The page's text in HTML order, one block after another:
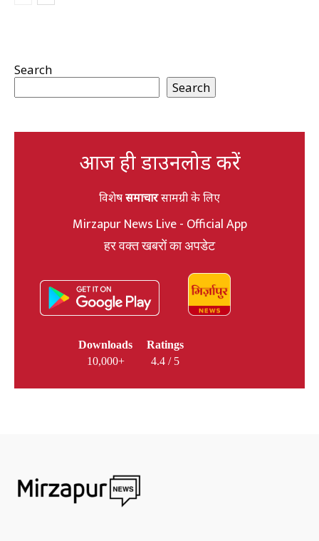
Search
Search
आज ही डाउनलोड करें
विशेषसमाचारसामग्री के लिए
Mirzapur News Live - Official App
हर वक्त खबरों का अपडेट
Downloads
10,000+
Ratings
4.4 / 5